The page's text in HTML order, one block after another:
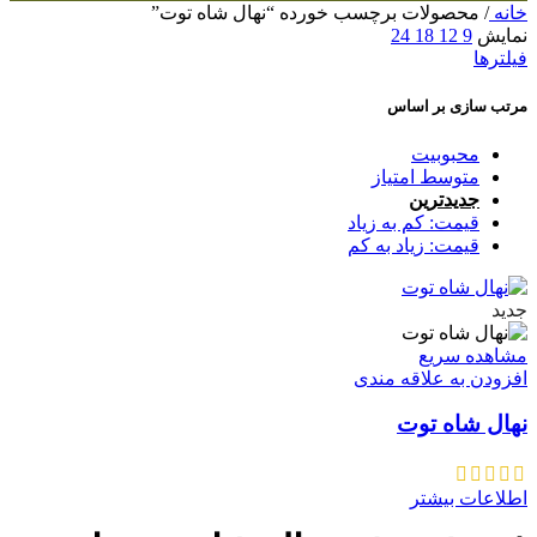
خانه/ محصولات برچسب خورده “نهال شاه توت”
نمایش 9
12
18
24
فیلترها
مرتب سازی بر اساس
محبوبیت
متوسط امتیاز
جدیدترین
قیمت: کم به زیاد
قیمت: زیاد به کم
جدید
مشاهده سریع
افزودن به علاقه مندی
نهال شاه توت
اطلاعات بیشتر